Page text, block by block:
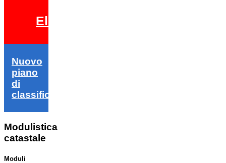
Elezioni 2026
Nuovo
piano
di
classifica
Modulistica
catastale
Moduli